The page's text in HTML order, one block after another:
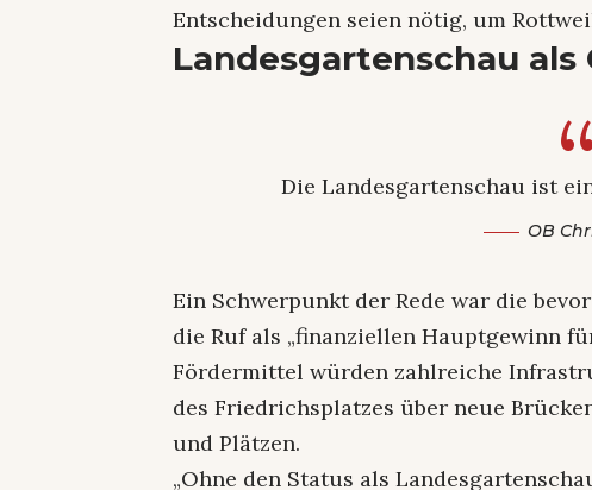
Entscheidungen seien nötig, um
Landesgartenschau als
Die Landesgartenschau ist
OB
Ein Schwerpunkt der Rede war die
die Ruf als „finanziellen Hauptgewinn
Fördermittel würden zahlreiche
des Friedrichsplatzes über neue
und Plätzen.
„Ohne den Status als